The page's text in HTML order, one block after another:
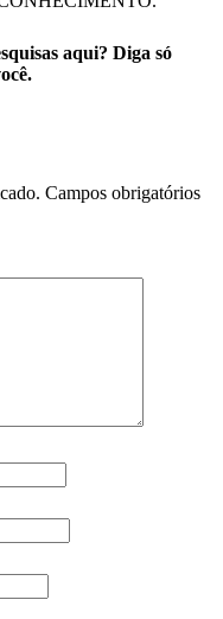
aqui? Diga só
Campos obrigatórios